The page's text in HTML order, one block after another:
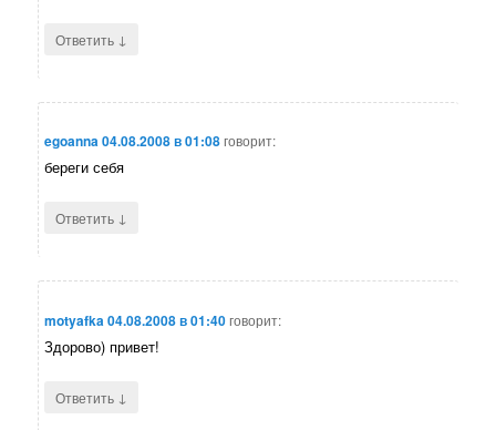
Ответить ↓
egoanna04.08.2008 в 01:08говорит:
береги себя
Ответить ↓
motyafka 04.08.2008 в 01:40говорит:
Здорово) привет!
Ответить ↓